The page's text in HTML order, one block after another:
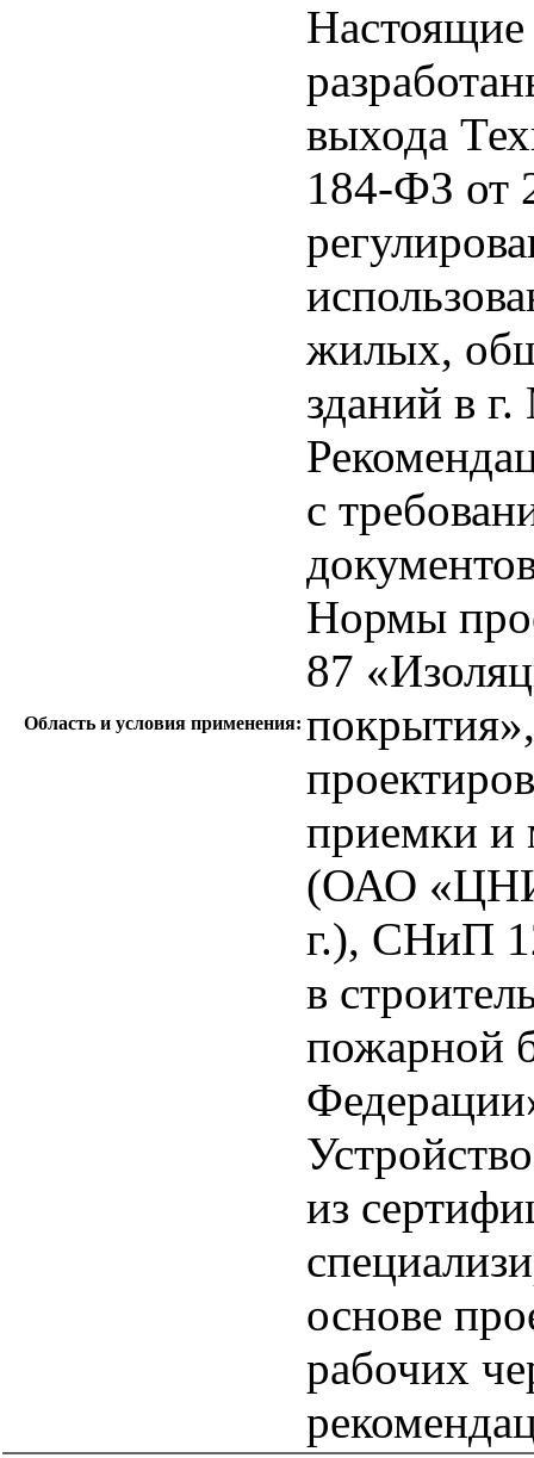
Область и условия применения:
Настоящие
выхода
184-ФЗ от
жилых,
зданий в
с
Нормы
87
приемки и
(ОАО
г.), СНиП
в
пожарной
из
основе
рабочих